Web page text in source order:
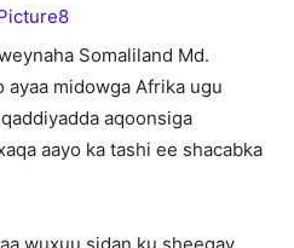
Somaliland Md.
ayaa midowga Afrika ugu
aqoonsiga
aayo ka tashi ee shacabka